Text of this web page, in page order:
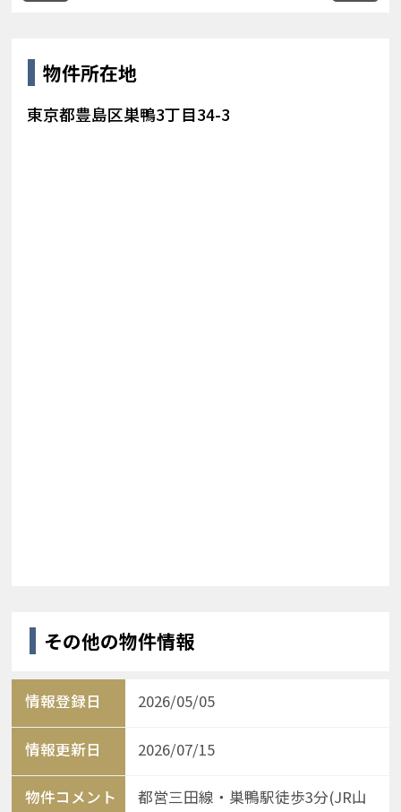
物件所在地
東京都豊島区巣鴨3丁目34-3
その他の物件情報
情報登録日 2026/05/05
情報更新日 2026/07/15
物件コメント
都営三田線・巣鴨駅徒歩3分(JR山